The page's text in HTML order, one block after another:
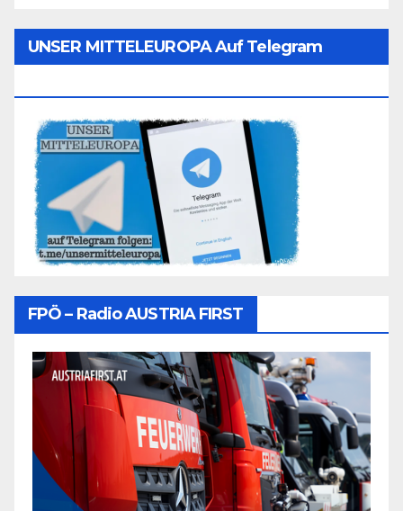
UNSER MITTELEUROPA Auf Telegram
FPÖ – Radio AUSTRIA FIRST